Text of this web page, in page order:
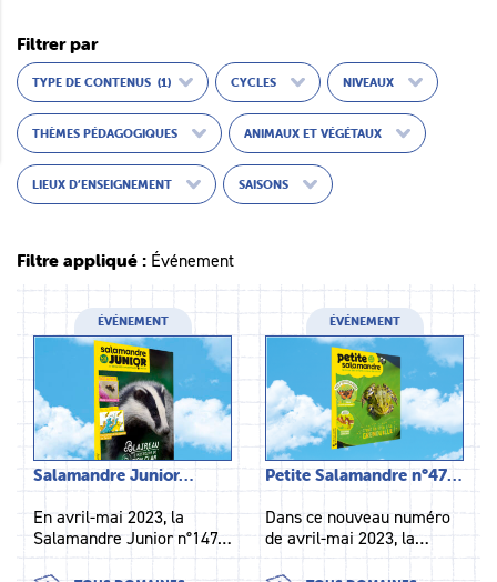
Filtrer par
TYPE DE CONTENUS (1) CYCLES NIVEAUX
THÈMES PÉDAGOGIQUES ANIMAUX ET VÉGÉTAUX
LIEUX D’ENSEIGNEMENT SAISONS
Filtre appliqué : Événement
ÉVÉNEMENT
Salamandre Junior…
En avril-mai 2023, la
Salamandre Junior n°147…
ÉVÉNEMENT
Petite Salamandre n°47…
Dans ce nouveau numéro
de avril-mai 2023, la…